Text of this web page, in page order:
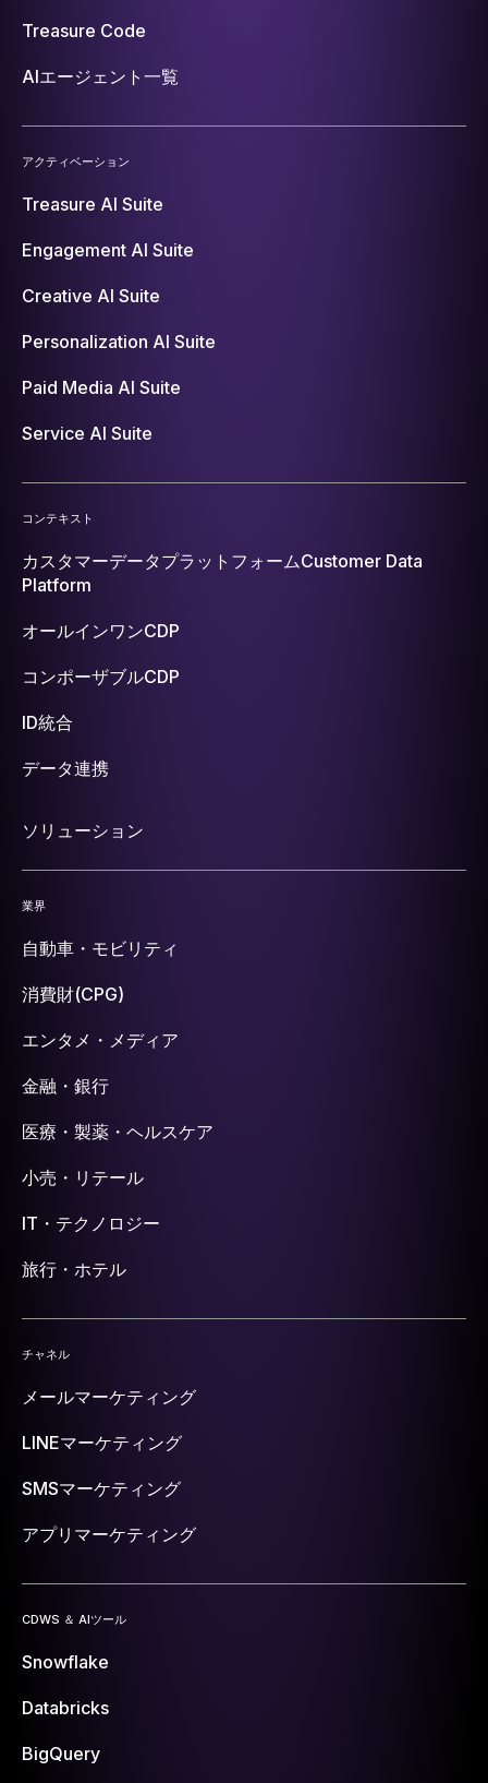
Treasure Code
AIエージェント一覧
アクティベーション
Treasure AI Suite
Engagement AI Suite
Creative AI Suite
Personalization AI Suite
Paid Media AI Suite
Service AI Suite
コンテキスト
カスタマーデータプラットフォームCustomer Data
Platform
オールインワンCDP
コンポーザブルCDP
ID統合
データ連携
ソリューション
業界
自動車・モビリティ
消費財(CPG)
エンタメ・メディア
金融・銀行
医療・製薬・ヘルスケア
小売・リテール
IT・テクノロジー
旅行・ホテル
チャネル
メールマーケティング
LINEマーケティング
SMSマーケティング
アプリマーケティング
CDWS ＆ AIツール
Snowflake
Databricks
BigQuery